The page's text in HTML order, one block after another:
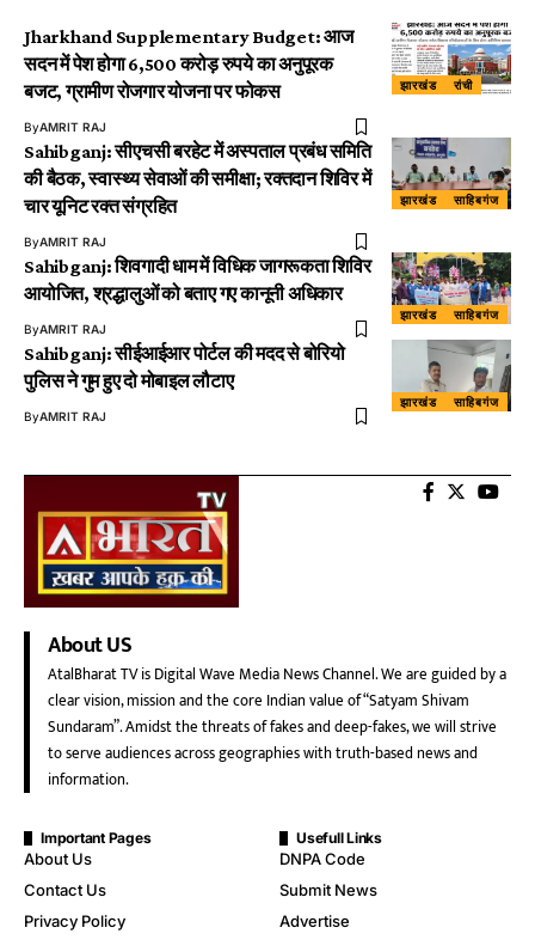
झारखंड रांची
Jharkhand Supplementary Budget: आज
सदन में पेश होगा 6,500 करोड़ रुपये का अनुपूरक
बजट, ग्रामीण रोजगार योजना पर फोकस
ByAMRIT RAJ
झारखंड साहिबगंज
Sahibganj: सीएचसी बरहेट में अस्पताल प्रबंध समिति
की बैठक, स्वास्थ्य सेवाओं की समीक्षा; रक्तदान शिविर में
चार यूनिट रक्त संग्रहित
ByAMRIT RAJ
झारखंड साहिबगंज
Sahibganj: शिवगादी धाम में विधिक जागरूकता शिविर
आयोजित, श्रद्धालुओं को बताए गए कानूनी अधिकार
ByAMRIT RAJ
झारखंड साहिबगंज
Sahibganj: सीईआईआर पोर्टल की मदद से बोरियो
पुलिस ने गुम हुए दो मोबाइल लौटाए
ByAMRIT RAJ
About US
AtalBharat TV is Digital Wave Media News Channel. We are guided by a
clear vision, mission and the core Indian value of “Satyam Shivam
Sundaram”. Amidst the threats of fakes and deep-fakes, we will strive
to serve audiences across geographies with truth-based news and
information.
Important Pages
About Us
Contact Us
Privacy Policy
Usefull Links
DNPA Code
Submit News
Advertise